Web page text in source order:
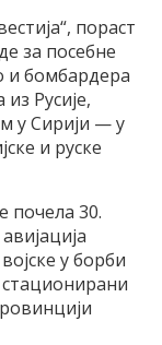
пораст
за посебне
и бомбардера
Русије,
у Сирији — у
и руске
почела 30.
у борби